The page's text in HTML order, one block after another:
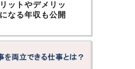
ットやデメリッ
なる年収も公開